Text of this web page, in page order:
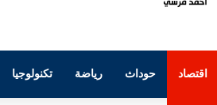
اقتصاد حوداث رياضة تكنولوجيا